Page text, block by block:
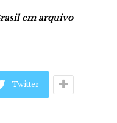
em arquivo
Twitter